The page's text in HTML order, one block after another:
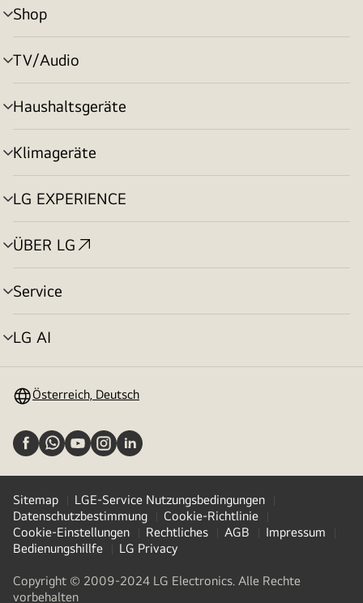
Shop
Menü
umschalten
TV/Audio
Menü
umschalten
Haushaltsgeräte
Menü
umschalten
Klimageräte
Menü
umschalten
LG EXPERIENCE
Menü
umschalten
ÜBER LG
Menü
umschalten
Service
Menü
umschalten
LG AI
Menü
Österreich, Deutsch
Sitemap
LGE-Service Nutzungsbedingungen
Datenschutzbestimmung
Cookie-Richtlinie
Cookie-Einstellungen
Rechtliches AGB
Impressum
Bedienungshillfe
LG Privacy
Copyright © 2009-2024 LG Electronics. Alle Rechte
vorbehalten